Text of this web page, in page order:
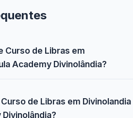
Curso de Libras em
Academy Divinolândia?
de Libras em Divinolandia